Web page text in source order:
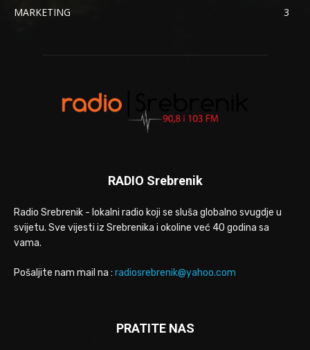
MARKETING
3
RADIO Srebrenik
Radio Srebrenik - lokalni radio koji se sluša globalno svugdje u
svijetu. Sve vijesti iz Srebrenika i okoline već 40 godina sa
vama.
Pošaljite nam mail na : radiosrebrenik@yahoo.com
PRATITE NAS